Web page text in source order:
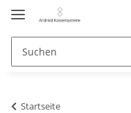
Startseite